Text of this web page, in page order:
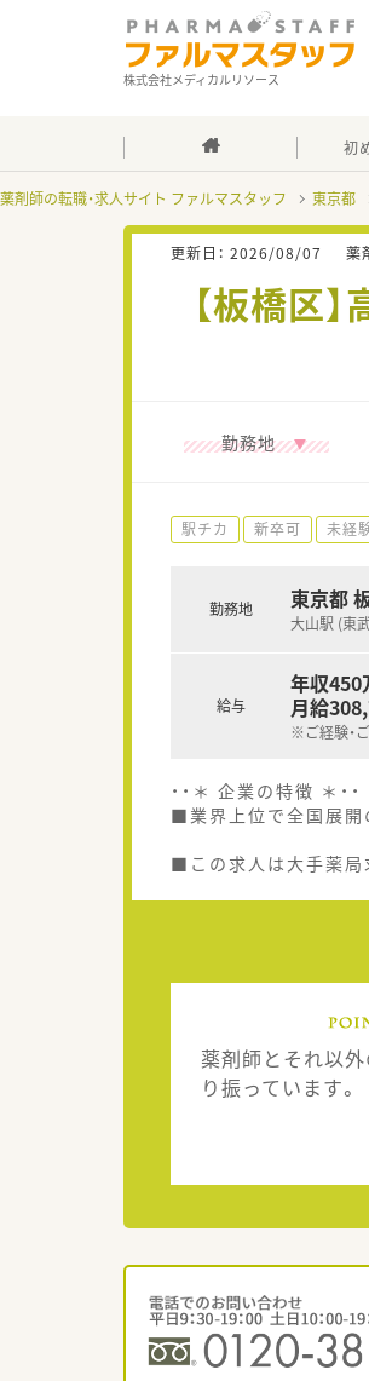
株式会社メディカルリソース
初
薬剤師の転職・求人サイト ファルマスタッフ 東京都
更新日： 2026/08/07 薬
【板橋区
勤務地
駅チカ 新卒可 未経
勤務地 東京都
大山駅 (東
給与
年収450
月給
※ご経験・
・・＊ 企業の特徴 ＊・・
■業界上位で全国展開
■この求人は大手薬
薬剤師とそれ以
り振っています。